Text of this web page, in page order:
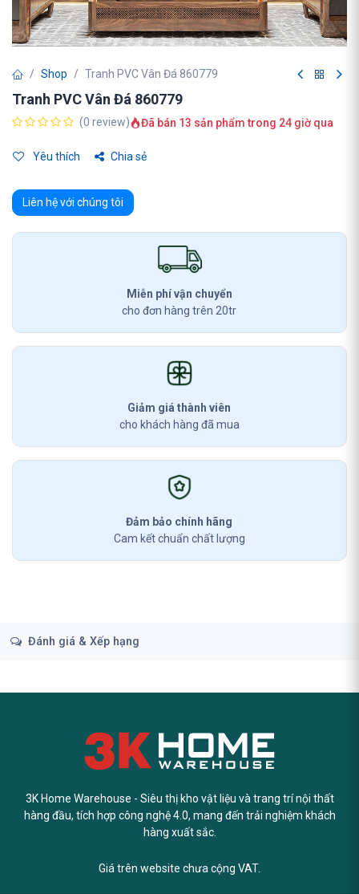
Shop Tranh PVC Vân Đá 860779
Tranh PVC Vân Đá 860779
(0 review) Đã bán 13 sản phẩm trong 24 giờ qua
Yêu thích Chia sẻ
Liên hệ với chúng tôi
Miễn phí vận chuyển
cho đơn hàng trên 20tr
Giảm giá thành viên
cho khách hàng đã mua
Đảm bảo chính hãng
Cam kết chuẩn chất lượng
Đánh giá & Xếp hạng
3K Home Warehouse - Siêu thị kho vật liệu và trang trí nội thất
hàng đầu, tích hợp công nghệ 4.0, mang đến trải nghiệm khách
hàng xuất sắc.
Giá trên website chưa cộng VAT.